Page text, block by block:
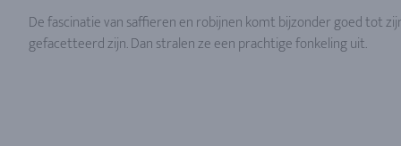
De fascinatie van saffieren en robijnen komt bijzonder goed tot
gefacetteerd zijn. Dan stralen ze een prachtige fonkeling uit.